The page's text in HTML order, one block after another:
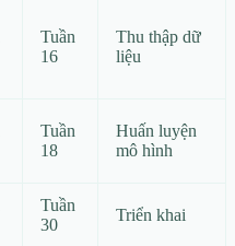
Tuần
16
Thu thập dữ
liệu
Tuần
18
Huấn luyện
mô hình
Tuần
30
Triển khai